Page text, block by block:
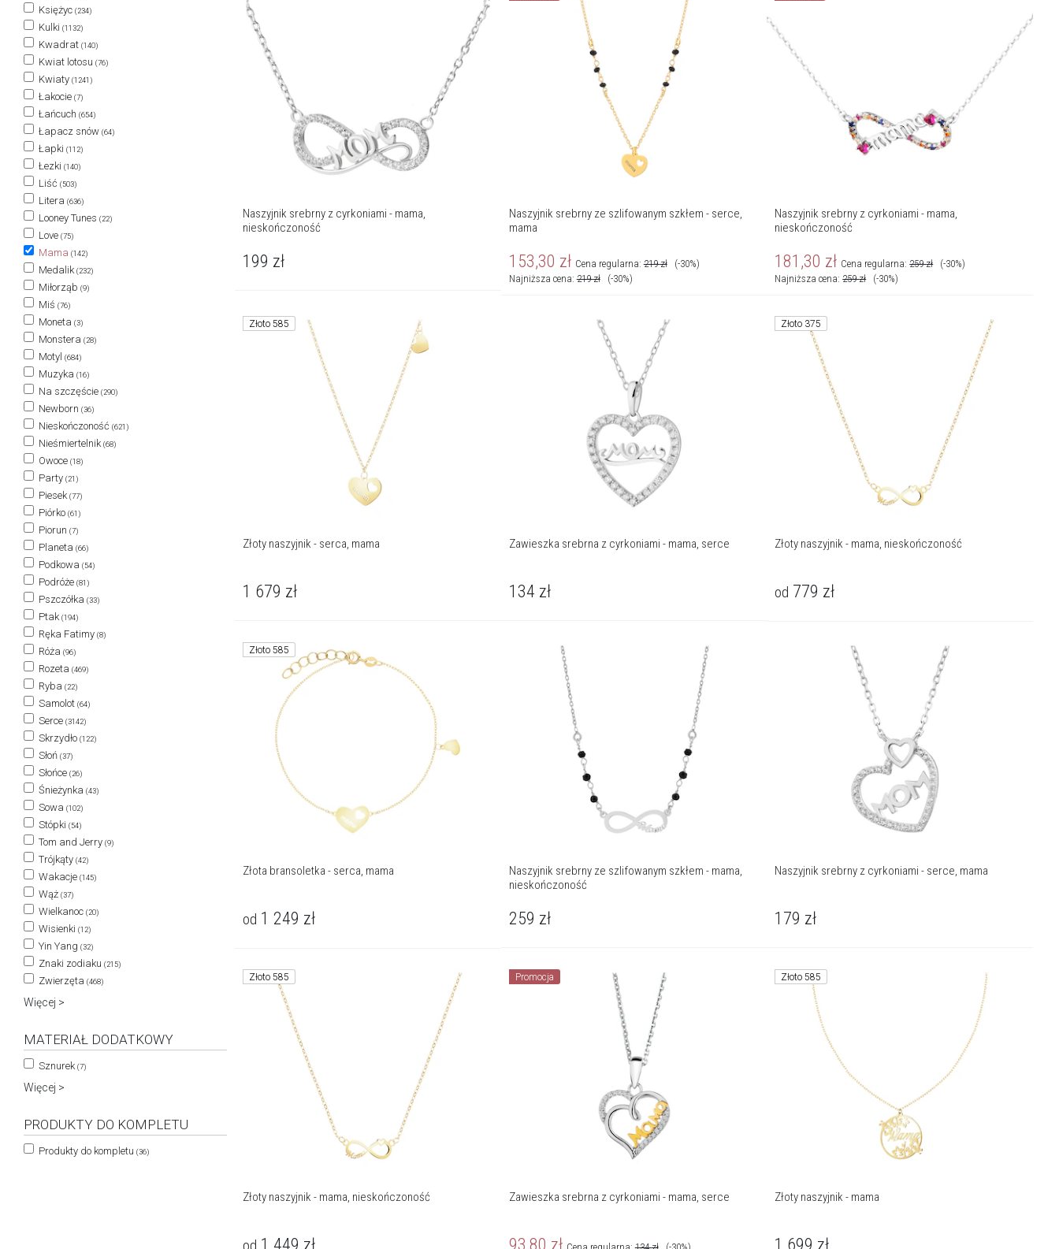
Księżyc (234)
Kulki (1132)
Kwadrat (140)
Kwiat lotosu (76)
Kwiaty (1241)
Łakocie (7)
Łańcuch (654)
Łapacz snów (64)
Łapki (112)
Łezki (140)
Liść (503)
Litera (636)
Looney Tunes (22)
Love (75)
Mama (142)
Medalik (232)
Miłorząb (9)
Miś (76)
Moneta (3)
Monstera (28)
Motyl (684)
Muzyka (16)
Na szczęście (290)
Newborn (36)
Nieskończoność (621)
Nieśmiertelnik (68)
Owoce (18)
Party (21)
Piesek (77)
Piórko (61)
Piorun (7)
Planeta (66)
Podkowa (54)
Podróże (81)
Pszczółka (33)
Ptak (194)
Ręka Fatimy (8)
Róża (96)
Rozeta (469)
Ryba (22)
Samolot (64)
Serce (3142)
Skrzydło (122)
Słoń (37)
Słońce (26)
Śnieżynka (43)
Sowa (102)
Stópki (54)
Tom and Jerry (9)
Trójkąty (42)
Wakacje (145)
Wąż (37)
Wielkanoc (20)
Wisienki (12)
Yin Yang (32)
Znaki zodiaku (215)
Zwierzęta (468)
Więcej >
MATERIAŁ DODATKOWY
Sznurek (7)
Więcej >
PRODUKTY DO KOMPLETU
Produkty do kompletu (36)
Naszyjnik srebrny z cyrkoniami - mama,
nieskończoność
199 zł
Naszyjnik srebrny ze szlifowanym szkłem - serce,
mama
153,30 zł Cena regularna:219 zł
(-30%)
Najniższa cena:219 zł (-30%)
Naszyjnik srebrny z cyrkoniami - mama,
nieskończoność
181,30 zł Cena regularna:259 zł
(-30%)
Najniższa cena:259 zł (-30%)
Złoto 585
Złoty naszyjnik - serca, mama
1 679 zł
Zawieszka srebrna z cyrkoniami - mama, serce
134 zł
Złoto 375
Złoty naszyjnik - mama, nieskończoność
od 779 zł
Złoto 585
Złota bransoletka - serca, mama
od 1 249 zł
Naszyjnik srebrny ze szlifowanym szkłem - mama,
nieskończoność
259 zł
Naszyjnik srebrny z cyrkoniami - serce, mama
179 zł
Złoto 585
Złoty naszyjnik - mama, nieskończoność
1 449 zł
Promocja
Zawieszka srebrna z cyrkoniami - mama, serce
93,80 zł
Złoto 585
Złoty naszyjnik - mama
1 699 zł